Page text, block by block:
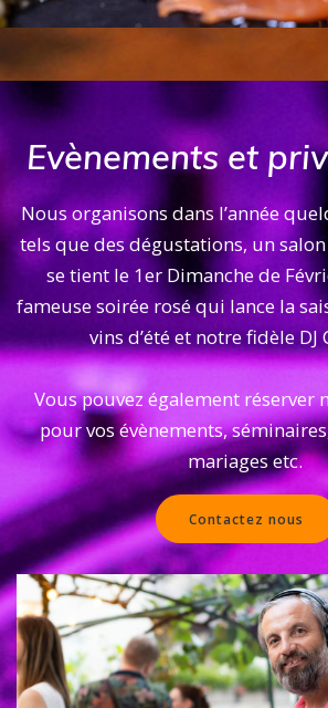
Evènements et
Nous organisons dans l’année
tels que des dégustations, un
se tient le 1er Dimanche de
fameuse soirée rosé qui lance la
vins d’été et notre fidèle DJ
Vous pouvez également réserver
pour vos évènements,
mariages etc.
Contactez nous